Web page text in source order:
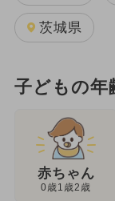
茨城県
子どもの年
赤ちゃん
0歳1歳2歳